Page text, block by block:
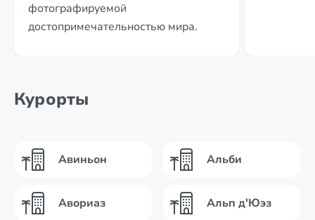
фотографируемой
достопримечательностью мира.
Курорты
Авиньон
Авориаз
Альби
Альп д'Юэз